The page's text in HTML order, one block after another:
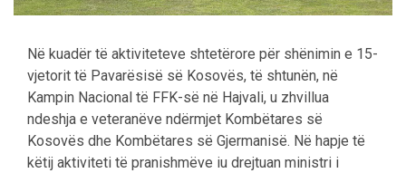
Në kuadër të aktiviteteve shtetërore për shënimin e 15-
vjetorit të Pavarësisë së Kosovës, të shtunën, në
Kampin Nacional të FFK-së në Hajvali, u zhvillua
ndeshja e veteranëve ndërmjet Kombëtares së
Kosovës dhe Kombëtares së Gjermanisë. Në hapje të
këtij aktiviteti të pranishmëve iu drejtuan ministri i